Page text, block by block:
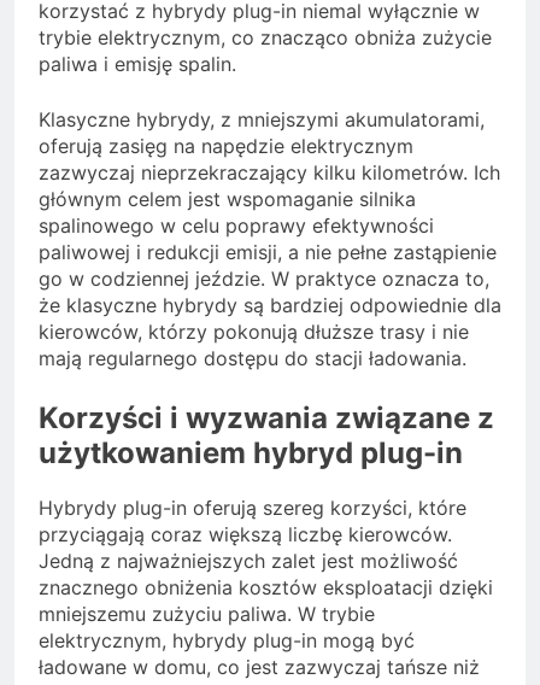
korzystać z hybrydy plug-in niemal wyłącznie w
trybie elektrycznym, co znacząco obniża zużycie
paliwa i emisję spalin.
Klasyczne hybrydy, z mniejszymi akumulatorami,
oferują zasięg na napędzie elektrycznym
zazwyczaj nieprzekraczający kilku kilometrów. Ich
głównym celem jest wspomaganie silnika
spalinowego w celu poprawy efektywności
paliwowej i redukcji emisji, a nie pełne zastąpienie
go w codziennej jeździe. W praktyce oznacza to,
że klasyczne hybrydy są bardziej odpowiednie dla
kierowców, którzy pokonują dłuższe trasy i nie
mają regularnego dostępu do stacji ładowania.
Korzyści i wyzwania związane z
użytkowaniem hybryd plug-in
Hybrydy plug-in oferują szereg korzyści, które
przyciągają coraz większą liczbę kierowców.
Jedną z najważniejszych zalet jest możliwość
znacznego obniżenia kosztów eksploatacji dzięki
mniejszemu zużyciu paliwa. W trybie
elektrycznym, hybrydy plug-in mogą być
ładowane w domu, co jest zazwyczaj tańsze niż